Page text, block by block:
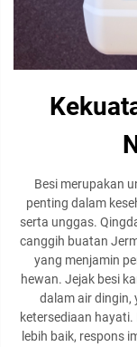
Besi merupakan
penting dalam
serta unggas.
canggih buatan
yang menjamin
hewan. Jejak besi
dalam air dingin,
ketersediaan
lebih baik, respons